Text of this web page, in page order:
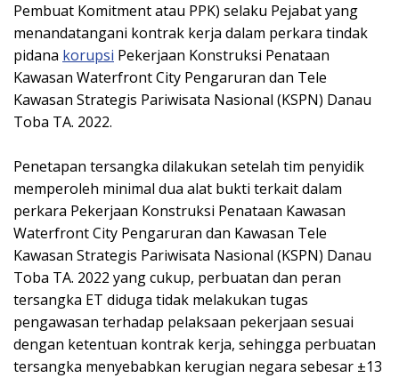
Pembuat Komitment atau PPK) selaku Pejabat yang
menandatangani kontrak kerja dalam perkara tindak
pidana korupsi Pekerjaan Konstruksi Penataan
Kawasan Waterfront City Pengaruran dan Tele
Kawasan Strategis Pariwisata Nasional (KSPN) Danau
Toba TA. 2022.
‎Penetapan tersangka dilakukan setelah tim penyidik
memperoleh minimal dua alat bukti terkait dalam
perkara Pekerjaan Konstruksi Penataan Kawasan
Waterfront City Pengaruran dan Kawasan Tele
Kawasan Strategis Pariwisata Nasional (KSPN) Danau
Toba TA. 2022 yang cukup, perbuatan dan peran
tersangka ET diduga tidak melakukan tugas
pengawasan terhadap pelaksaan pekerjaan sesuai
dengan ketentuan kontrak kerja, sehingga perbuatan
tersangka menyebabkan kerugian negara sebesar ±13